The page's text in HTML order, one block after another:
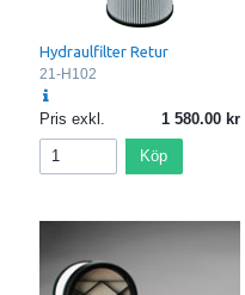
Hydraulfilter Retur
21-H102
Pris exkl. 1 580.00
Köp